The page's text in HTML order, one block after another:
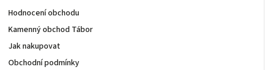
Hodnocení obchodu
Kamenný obchod Tábor
Jak nakupovat
Obchodní podmínky